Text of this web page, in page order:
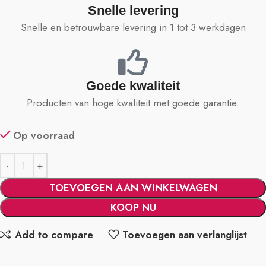
Snelle levering
Snelle en betrouwbare levering in 1 tot 3 werkdagen
Goede kwaliteit
Producten van hoge kwaliteit met goede garantie.
Op voorraad
TOEVOEGEN AAN WINKELWAGEN
KOOP NU
Add to compare
Toevoegen aan verlanglijst